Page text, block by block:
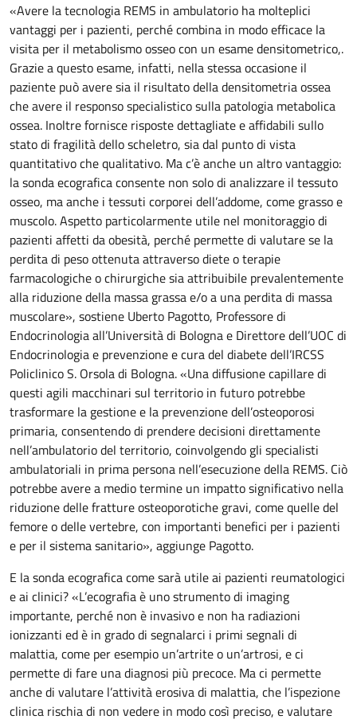
«Avere la tecnologia REMS in ambulatorio ha molteplici
vantaggi per i pazienti, perché combina in modo efficace la
visita per il metabolismo osseo con un esame densitometrico,.
Grazie a questo esame, infatti, nella stessa occasione il
paziente può avere sia il risultato della densitometria ossea
che avere il responso specialistico sulla patologia metabolica
ossea. Inoltre fornisce risposte dettagliate e affidabili sullo
stato di fragilità dello scheletro, sia dal punto di vista
quantitativo che qualitativo. Ma c’è anche un altro vantaggio:
la sonda ecografica consente non solo di analizzare il tessuto
osseo, ma anche i tessuti corporei dell’addome, come grasso e
muscolo. Aspetto particolarmente utile nel monitoraggio di
pazienti affetti da obesità, perché permette di valutare se la
perdita di peso ottenuta attraverso diete o terapie
farmacologiche o chirurgiche sia attribuibile prevalentemente
alla riduzione della massa grassa e/o a una perdita di massa
muscolare», sostiene Uberto Pagotto, Professore di
Endocrinologia all’Università di Bologna e Direttore dell’UOC di
Endocrinologia e prevenzione e cura del diabete dell’IRCSS
Policlinico S. Orsola di Bologna. «Una diffusione capillare di
questi agili macchinari sul territorio in futuro potrebbe
trasformare la gestione e la prevenzione dell’osteoporosi
primaria, consentendo di prendere decisioni direttamente
nell’ambulatorio del territorio, coinvolgendo gli specialisti
ambulatoriali in prima persona nell’esecuzione della REMS. Ciò
potrebbe avere a medio termine un impatto significativo nella
riduzione delle fratture osteoporotiche gravi, come quelle del
femore o delle vertebre, con importanti benefici per i pazienti
e per il sistema sanitario», aggiunge Pagotto.
E la sonda ecografica come sarà utile ai pazienti reumatologici
e ai clinici? «L’ecografia è uno strumento di imaging
importante, perché non è invasivo e non ha radiazioni
ionizzanti ed è in grado di segnalarci i primi segnali di
malattia, come per esempio un’artrite o un’artrosi, e ci
permette di fare una diagnosi più precoce. Ma ci permette
anche di valutare l’attività erosiva di malattia, che l’ispezione
clinica rischia di non vedere in modo così preciso, e valutare